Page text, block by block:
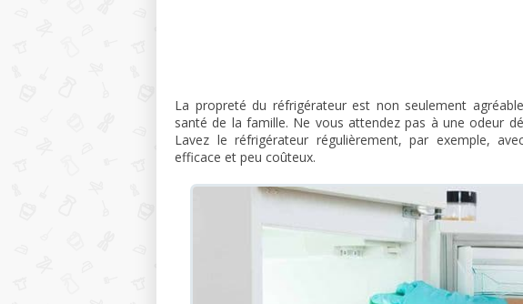
La propreté du réfrigérateur est non seulement
santé de la famille. Ne vous attendez pas à une odeur
Lavez le réfrigérateur régulièrement, par exemple,
efficace et peu coûteux.